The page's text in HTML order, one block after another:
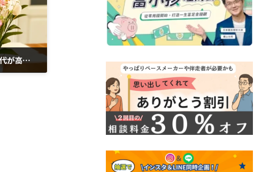
長男を私立中学に入れたい40代夫婦「塾代が高額で貯金ができない」